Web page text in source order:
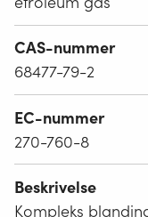
CAS-nummer
68477-79-2
EC-nummer
270-760-8
Beskrivelse
Kompleks